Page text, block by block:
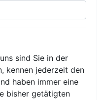
sind Sie in der
kennen jederzeit den
haben immer eine
bisher getätigten